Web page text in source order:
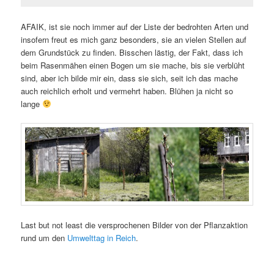
AFAIK, ist sie noch immer auf der Liste der bedrohten Arten und
insofern freut es mich ganz besonders, sie an vielen Stellen auf
dem Grundstück zu finden. Bisschen lästig, der Fakt, dass ich
beim Rasenmähen einen Bogen um sie mache, bis sie verblüht
sind, aber ich bilde mir ein, dass sie sich, seit ich das mache
auch reichlich erholt und vermehrt haben. Blühen ja nicht so
lange
Last but not least die versprochenen Bilder von der Pflanzaktion
rund um den Umwelttag in Reich.